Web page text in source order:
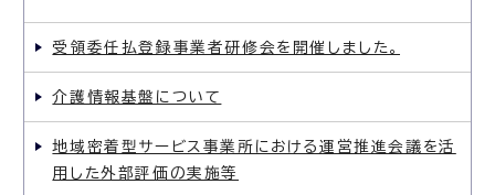
受領委任払登録事業者研修会を開催しました。
介護情報基盤について
地域密着型サービス事業所における運営推進会議を活
用した外部評価の実施等